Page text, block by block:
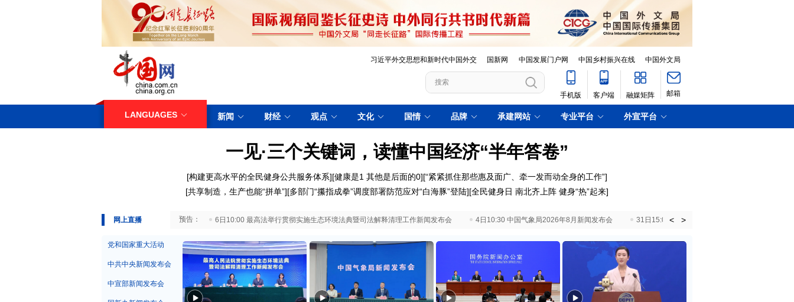
习近平外交思想和新时代中国外交 国新网 中国发展门户网 中国乡村振兴在线 中国外文局
手机版 客户端 融媒矩阵 邮箱
LANGUAGES 新闻 财经 观点 文化 国情 品牌 承建网站 专业平台 外宣平台
一见·三个关键词，读懂中国经济“半年答卷”
[构建更高水平的全民健身公共服务体系][健康是1 其他是后面的0][“紧紧抓住那些惠及面广、牵一发而动全身的工作”]
[共享制造，生产也能“拼单”][多部门“攥指成拳”调度部署防范应对“白海豚”登陆][全民健身日 南北齐上阵 健身“热”起来]
网上直播
29日10:00 国务院台湾事务办公室7月29日举行新闻发布会 6日10:00 最高法举行贯彻实施生态环境法典暨司法解释清理工作新闻发布会 4日10:30 中国气象局2026年8月新闻发布会 31日15:00 国新办就加快推动“十五五”时期退役
< >
党和国家重大活动
中共中央新闻发布会
中宣部新闻发布会